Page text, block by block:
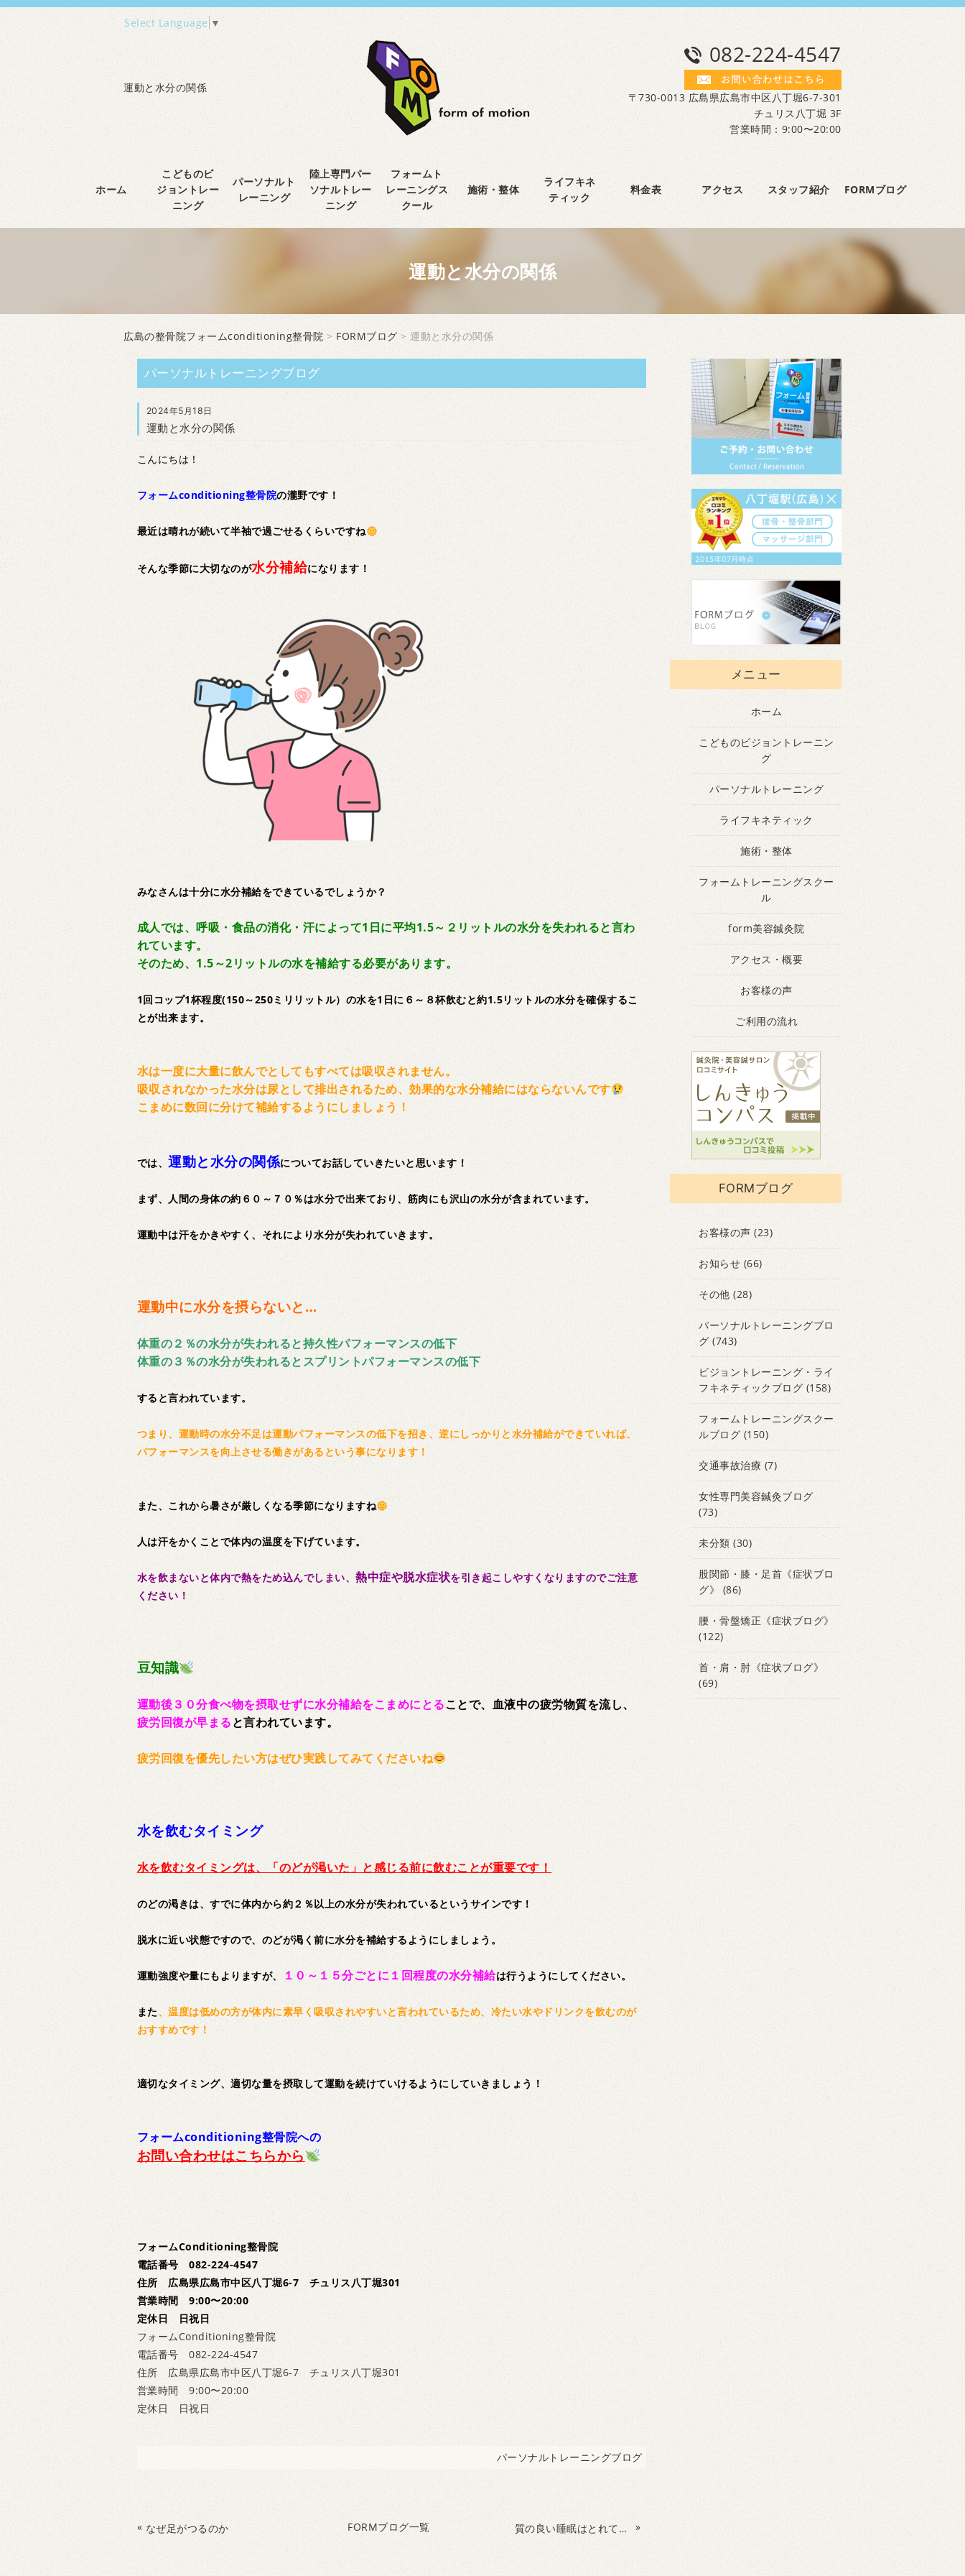
Select Language ▼
運動と水分の関係
082-224-4547
〒730-0013 広島県広島市中区八丁堀6-7-301
チュリス八丁堀 3F
営業時間：9:00〜20:00
ホーム
こどものビ
ジョントレー
ニング
パーソナルト
レーニング
陸上専門パー
ソナルトレー
ニング
フォームト
レーニングス
クール
施術・整体
ライフキネ
ティック
料金表 アクセス スタッフ紹介 FORMブログ
運動と水分の関係
広島の整骨院フォームconditioning整骨院 > FORMブログ > 運動と水分の関係
パーソナルトレーニングブログ
2024年5月18日
運動と水分の関係
こんにちは！
フォームconditioning整骨院の瀧野です！
最近は晴れが続いて半袖で過ごせるくらいですね
そんな季節に大切なのが水分補給になります！
みなさんは十分に水分補給をできているでしょうか？
成人では、呼吸・食品の消化・汗によって1日に平均1.5～２リットルの水分を失われると言わ
れています。
そのため、1.5～2リットルの水を補給する必要があります。
1回コップ1杯程度(150～250ミリリットル）の水を1日に６～８杯飲むと約1.5リットルの水分を確保するこ
とが出来ます。
水は一度に大量に飲んでとしてもすべては吸収されません。
吸収されなかった水分は尿として排出されるため、効果的な水分補給にはならないんです
こまめに数回に分けて補給するようにしましょう！
では、運動と水分の関係についてお話していきたいと思います！
まず、人間の身体の約６０～７０％は水分で出来ており、筋肉にも沢山の水分が含まれています。
運動中は汗をかきやすく、それにより水分が失われていきます。
運動中に水分を摂らないと…
体重の２％の水分が失われると持久性パフォーマンスの低下
体重の３％の水分が失われるとスプリントパフォーマンスの低下
すると言われています。
つまり、運動時の水分不足は運動パフォーマンスの低下を招き、逆にしっかりと水分補給ができていれば、
パフォーマンスを向上させる働きがあるという事になります！
また、これから暑さが厳しくなる季節になりますね
人は汗をかくことで体内の温度を下げています。
水を飲まないと体内で熱をため込んでしまい、熱中症や脱水症状を引き起こしやすくなりますのでご注意
ください！
豆知識
運動後３０分食べ物を摂取せずに水分補給をこまめにとることで、血液中の疲労物質を流し、
疲労回復が早まると言われています。
疲労回復を優先したい方はぜひ実践してみてくださいね
水を飲むタイミング
水を飲むタイミングは、「のどが渇いた」と感じる前に飲むことが重要です！
のどの渇きは、すでに体内から約２％以上の水分が失われているというサインです！
脱水に近い状態ですので、のどが渇く前に水分を補給するようにしましょう。
運動強度や量にもよりますが、 １０～１５分ごとに１回程度の水分補給は行うようにしてください。
また、温度は低めの方が体内に素早く吸収されやすいと言われているため、冷たい水やドリンクを飲むのが
おすすめです！
適切なタイミング、適切な量を摂取して運動を続けていけるようにしていきましょう！
フォームconditioning整骨院への
お問い合わせはこちらから
フォームConditioning整骨院
電話番号 082-224-4547
住所 広島県広島市中区八丁堀6-7 チュリス八丁堀301
営業時間 9:00〜20:00
定休日 日祝日
フォームConditioning整骨院
電話番号 082-224-4547
住所 広島県広島市中区八丁堀6-7 チュリス八丁堀301
営業時間 9:00〜20:00
定休日 日祝日
パーソナルトレーニングブログ
« なぜ足がつるのか FORMブログ一覧 質の良い睡眠はとれていますか？ »
メニュー
ホーム
こどものビジョントレーニン
グ
パーソナルトレーニング
ライフキネティック
施術・整体
フォームトレーニングスクー
ル
form美容鍼灸院
アクセス・概要
お客様の声
ご利用の流れ
FORMブログ
お客様の声 (23)
お知らせ (66)
その他 (28)
パーソナルトレーニングブロ
グ (743)
ビジョントレーニング・ライ
フキネティックブログ (158)
フォームトレーニングスクー
ルブログ(150)
交通事故治療 (7)
女性専門美容鍼灸ブログ
(73)
未分類 (30)
股関節・膝・足首《症状ブロ
グ》
(86)
腰・骨盤矯正《症状ブログ》
(122)
首・肩・肘《症状ブログ》
(69)